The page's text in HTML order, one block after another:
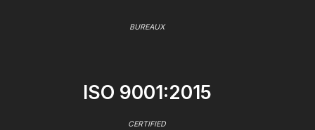
BUREAUX
ISO 9001:2015
CERTIFIED